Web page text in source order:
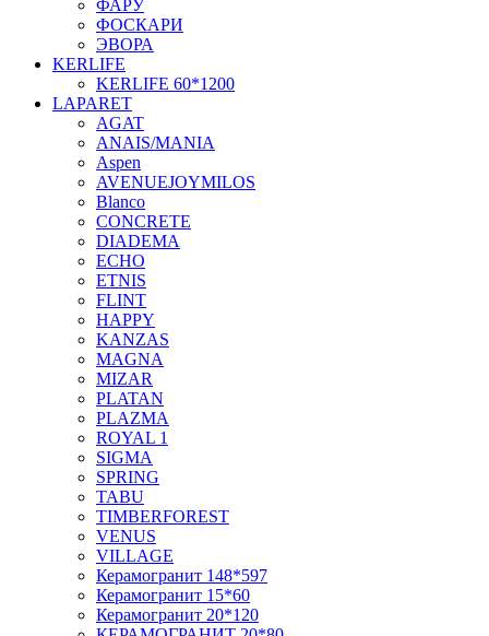
ФАРУ
ФОСКАРИ
ЭВОРА
KERLIFE
KERLIFE 60*1200
LAPARET
AGAT
ANAIS/MANIA
Aspen
AVENUEJOYMILOS
Blanco
CONCRETE
DIADEMA
ECHO
ETNIS
FLINT
HAPPY
KANZAS
MAGNA
MIZAR
PLATAN
PLAZMA
ROYAL 1
SIGMA
SPRING
TABU
TIMBERFOREST
VENUS
VILLAGE
Керамогранит 148*597
Керамогранит 15*60
Керамогранит 20*120